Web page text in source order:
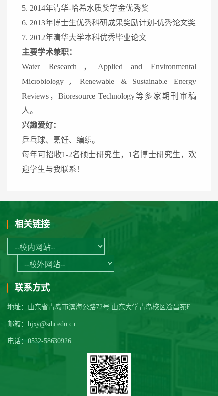
5. 2014年清华-哈希水质奖学金优秀奖
6. 2013年博士生优秀科研成果奖励计划-优秀论文奖
7. 2012年清华大学本科优秀毕业论文
主要学术兼职：
Water Research，Applied and Environmental
Microbiology，Renewable & Sustainable Energy
Reviews，Bioresource Technology等多家期刊审稿
人。
兴趣爱好：
乒乓球、烹饪、编织。
每年可招收1-2名硕士研究生，1名博士研究生，欢
迎学生与我联系！
相关链接
联系方式
地址：山东省青岛市滨海公路72号 山东大学青岛校区淦昌苑E
邮箱：hjxy@sdu.edu.cn
电话：0532-58630926